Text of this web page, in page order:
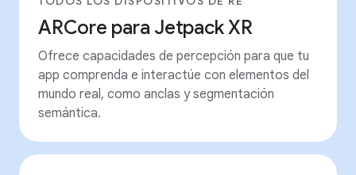
ARCore para Jetpack XR
Ofrece capacidades de percepción para que tu
app comprenda e interactúe con elementos del
mundo real, como anclas y segmentación
semántica.